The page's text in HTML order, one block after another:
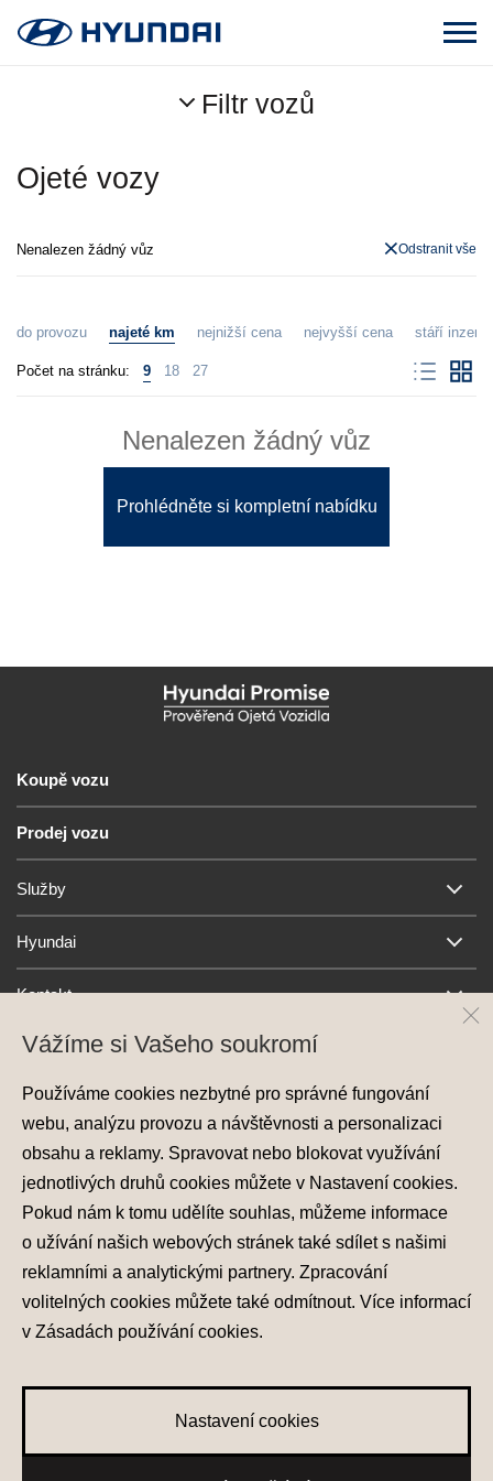
Filtr vozů
Ojeté vozy
Nenalezen žádný vůz Odstranit vše
do provozu najeté km nejnižší cena nejvyšší cena stáří
Počet na stránku: 9 18 27
Nenalezen žádný vůz
Prohlédněte si kompletní nabídku
Koupě vozu
Prodej vozu
Služby
Hyundai
Kontakt
© 2026 Hyundai Motor Czech s.r.o.
Všechna práva vyhrazena
Ochrana osobních údajů
Nastavení cookies
Vážíme si Vašeho soukromí
Používáme cookies nezbytné pro správné fungování
webu, analýzu provozu a návštěvnosti a personalizaci
obsahu a reklamy. Spravovat nebo blokovat využívání
jednotlivých druhů cookies můžete v Nastavení cookies.
Pokud nám k tomu udělíte souhlas, můžeme informace
o užívání našich webových stránek také sdílet s našimi
reklamními a analytickými partnery. Zpracování
volitelných cookies můžete také odmítnout. Více informací
v Zásadách používání cookies.
Nastavení cookies